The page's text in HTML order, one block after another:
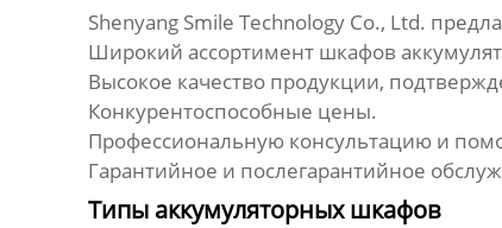
Shenyang Smile Technology Co., Ltd.
Широкий ассортимент шкафов
Высокое качество продукции,
Конкурентоспособные цены.
Профессиональную консультацию и
Гарантийное и послегарантийное
Типы аккумуляторных шкафов